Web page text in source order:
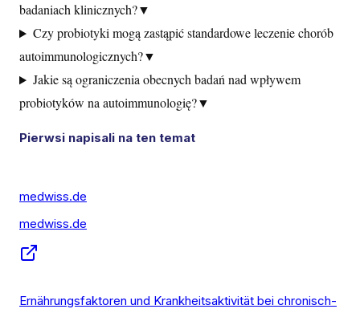
badaniach klinicznych?▼
Czy probiotyki mogą zastąpić standardowe leczenie chorób
autoimmunologicznych?▼
Jakie są ograniczenia obecnych badań nad wpływem
probiotyków na autoimmunologię?▼
Pierwsi napisali na ten temat
medwiss.de
medwiss.de
Ernährungsfaktoren und Krankheitsaktivität bei chronisch-